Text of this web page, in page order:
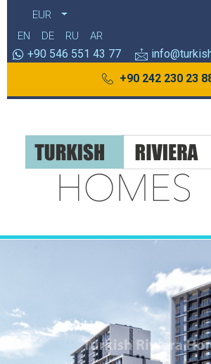
EUR
EN
DE RU AR
+90 546 551 43 77
+90 242 230 23